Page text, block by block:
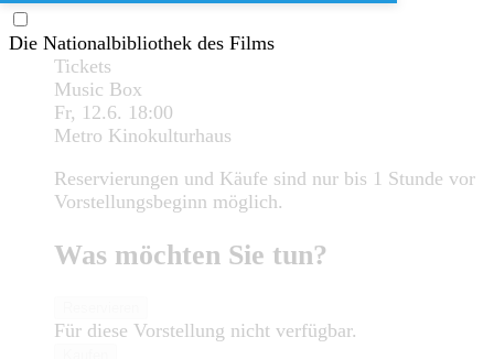
Die Nationalbibliothek des Films
Tickets
Music Box
Fr, 12.6. 18:00
Metro Kinokulturhaus
Reservierungen und Käufe sind nur bis 1 Stunde vor
Vorstellungsbeginn möglich.
Was möchten Sie tun?
Für diese Vorstellung nicht verfügbar.